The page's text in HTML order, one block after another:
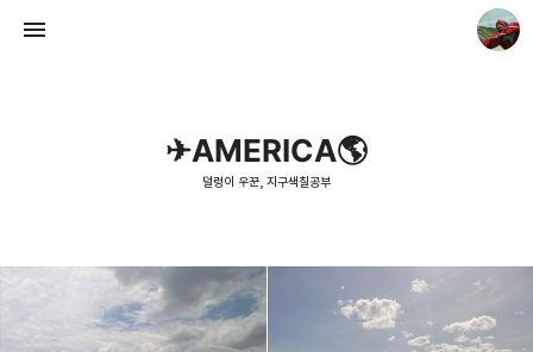
✈AMERICA🌎
덜렁이 우꾼, 지구색칠공부
덜렁이 우꾼, 지구색칠공부
우꾼